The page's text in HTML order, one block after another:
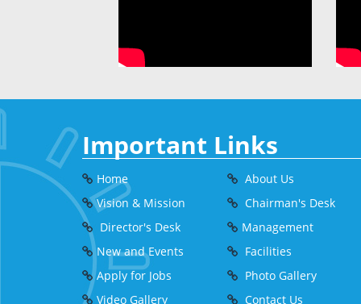
Important Links
Home
About Us
Vision & Mission
Chairman's Desk
Director's Desk
Management
New and Events
Facilities
Apply for Jobs
Photo Gallery
Video Gallery
Contact Us